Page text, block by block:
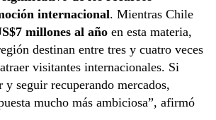
internacional. Mientras Chile
millones al año en esta materia,
destinan entre tres y cuatro veces
visitantes internacionales. Si
y seguir recuperando mercados,
mucho más ambiciosa”, afirmó